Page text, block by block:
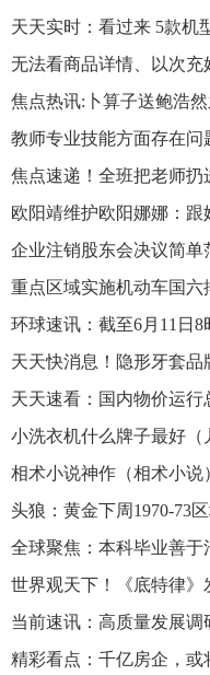
无法看商品详情、以次充
教师专业技能方面存在问
欧阳靖维护欧阳娜娜：
企业注销股东会决议简单
环球速讯：截至6月11日
天天快消息！隐形牙套品
小洗衣机什么牌子最好（
相术小说神作（相术小说
头狼：黄金下周1970-73
精彩看点：千亿房企，或